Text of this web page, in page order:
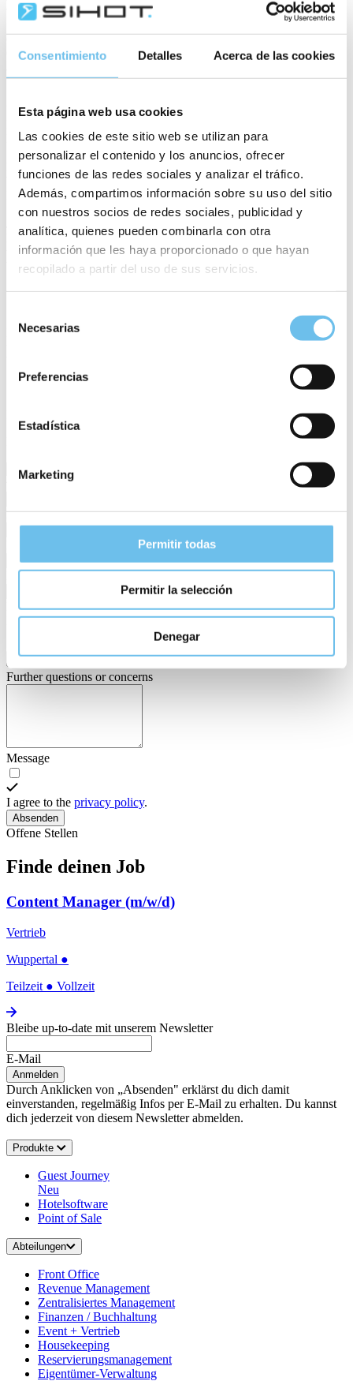
Consentimiento Detalles Acerca de las cookies
Esta página web usa cookies
Las cookies de este sitio web se utilizan para
personalizar el contenido y los anuncios, ofrecer
funciones de las redes sociales y analizar el tráfico.
Además, compartimos información sobre su uso del sitio
con nuestros socios de redes sociales, publicidad y
analítica, quienes pueden combinarla con otra
información que les haya proporcionado o que hayan
recopilado a partir del uso de sus servicios.
Necesarias
Preferencias
Estadística
Marketing
Permitir todas
Permitir la selección
Denegar
verbinden kannst
Gemeinsam in Bewegung
Ob Laufgruppe, Yoga oder andere sportliche Aktivitäten – bleib
Schreibtischs
Unsere gemeinsame Reise
Events, Feiern und Momenten, die zusammenschweiße
Individuelle Entwicklung
Wir fördern deine fachliche Entwicklung durch regelmäßiges
Feedback und Weiterbildungen – in deinem Tempo, mit deinem Ziel
Jobticket & Mobility
Mit unserem Jobticket profitierst du von vergünstigtem Nahverkehr
und kommst bequem, günstig und umweltfreundlich ans Ziel
Werde ein Teil von uns
Bei uns erwarten Dich spannende Aufgaben, ein dynamisches Team
First name
E-Mail
Phone
Documents
Dateien hochladen (mehrere möglich)
Further questions or concerns
Message
I agree to the privacy policy.
Absenden
Offene Stellen
Finde deinen Job
Content Manager (m/w/d)
Vertrieb
Wuppertal ●
Teilzeit ● Vollzeit
Bleibe up-to-date mit unserem Newsletter
E-Mail
Anmelden
Durch Anklicken von „Absenden" erklärst du dich damit
einverstanden, regelmäßig Infos per E-Mail zu erhalten. Du kannst
dich jederzeit von diesem Newsletter abmelden.
Produkte
Guest Journey
Neu
Hotelsoftware
Point of Sale
Abteilungen
Front Office
Revenue Management
Zentralisiertes Management
Finanzen / Buchhaltung
Event + Vertrieb
Housekeeping
Reservierungsmanagement
Eigentümer-Verwaltung